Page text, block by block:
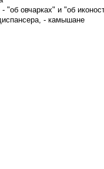
овчарках" и "об
- камышане